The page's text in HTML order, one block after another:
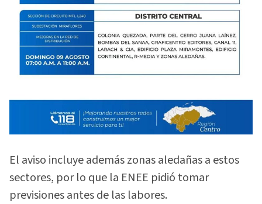
El aviso incluye además zonas aledañas a estos
sectores, por lo que la ENEE pidió tomar
previsiones antes de las labores.